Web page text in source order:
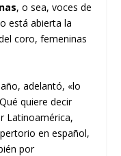
, o sea, voces de
está abierta la
coro, femeninas
adelantó, «lo
quiere decir
Latinoamérica,
en español,
por